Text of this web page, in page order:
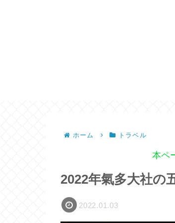
ホーム トラベル
本ペ
2022年氣多大社の
2022.01.03